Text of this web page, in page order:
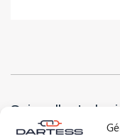
Suivre l'actu